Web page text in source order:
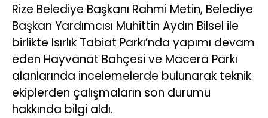
Rize Belediye Başkanı Rahmi Metin, Belediye
Başkan Yardımcısı Muhittin Aydın Bilsel ile
birlikte Isırlık Tabiat Parkı’nda yapımı devam
eden Hayvanat Bahçesi ve Macera Parkı
alanlarında incelemelerde bulunarak teknik
ekiplerden çalışmaların son durumu
hakkında bilgi aldı.